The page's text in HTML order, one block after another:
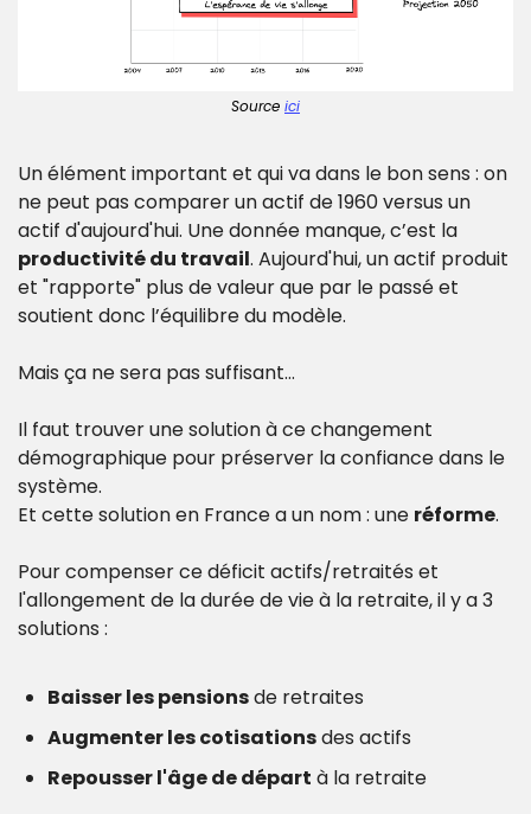
Source ici
Un élément important et qui va dans le bon sens : on
ne peut pas comparer un actif de 1960 versus un
productivité du travail. Aujourd'hui, un actif produit
et "rapporte" plus de valeur que par le passé et
soutient donc l’équilibre du modèle.
Mais ça ne sera pas suffisant…
Il faut trouver une solution à ce changement
démographique pour préserver la confiance dans le
système.
Et cette solution en France a un nom : une réforme.
Pour compenser ce déficit actifs/retraités et
l'allongement de la durée de vie à la retraite, il y a 3
solutions :
Baisser les pensions de retraites
Augmenter les cotisations des actifs
Repousser l'âge de départ à la retraite